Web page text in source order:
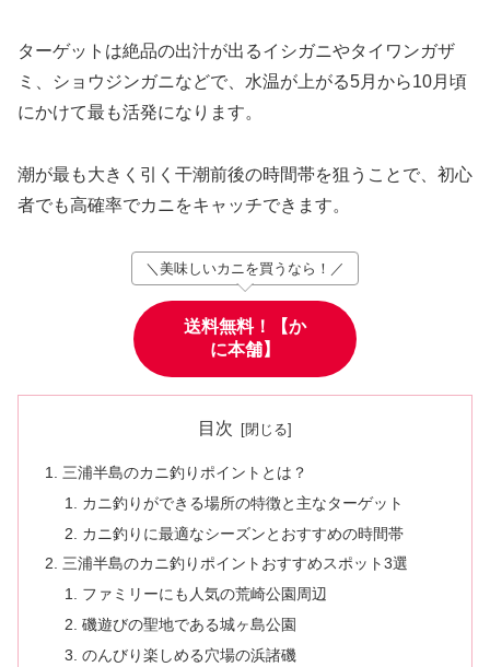
ターゲットは絶品の出汁が出るイシガニやタイワンガザ
ミ、ショウジンガニなどで、水温が上がる5月から10月頃
にかけて最も活発になります。
潮が最も大きく引く干潮前後の時間帯を狙うことで、初心
者でも高確率でカニをキャッチできます。
＼美味しいカニを買うなら！／
送料無料！【か
に本舗】
目次
三浦半島のカニ釣りポイントとは？
カニ釣りができる場所の特徴と主なターゲット
カニ釣りに最適なシーズンとおすすめの時間帯
三浦半島のカニ釣りポイントおすすめスポット3選
ファミリーにも人気の荒崎公園周辺
磯遊びの聖地である城ヶ島公園
のんびり楽しめる穴場の浜諸磯